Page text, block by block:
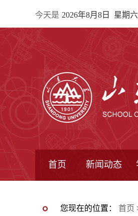
今天是 2026年8月8日 星期六
首页 新闻动态
您现在的位置： 首页